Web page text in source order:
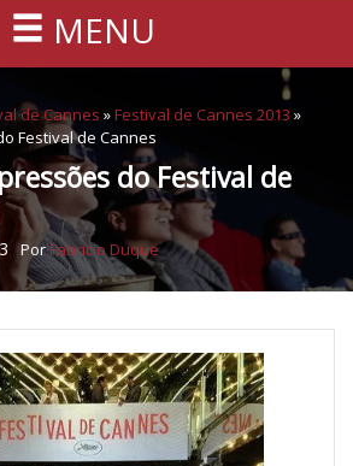
MENU
de Cannes »Festival de Cannes 2013 »
Festival de Cannes
do Festival de
PorFabricio Duque